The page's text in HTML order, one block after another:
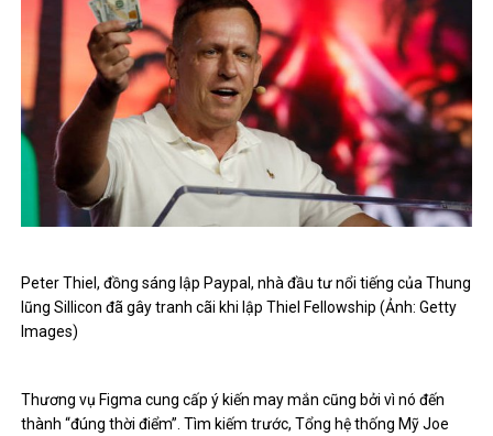
Peter Thiel, đồng sáng lập Paypal, nhà đầu tư nổi tiếng của Thung
lũng Sillicon đã gây tranh cãi khi lập Thiel Fellowship (Ảnh: Getty
Images)
Thương vụ Figma cung cấp ý kiến ​​may mắn cũng bởi vì nó đến
thành “đúng thời điểm”. Tìm kiếm trước, Tổng hệ thống Mỹ Joe